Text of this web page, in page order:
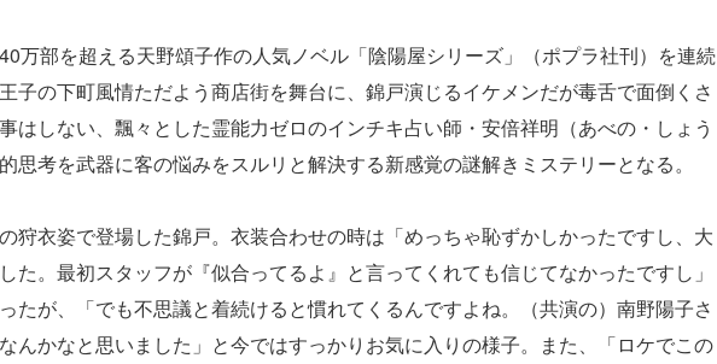
万部を超える天野頌子作の人気ノベル「陰陽屋シリーズ」（ポプラ社刊）を連続
子の下町風情ただよう商店街を舞台に、錦戸演じるイケメンだが毒舌で面倒くさ
はしない、飄々とした霊能力ゼロのインチキ占い師・安倍祥明（あべの・しょう
思考を武器に客の悩みをスルリと解決する新感覚の謎解きミステリーとなる。
狩衣姿で登場した錦戸。衣装合わせの時は「めっちゃ恥ずかしかったですし、大
た。最初スタッフが『似合ってるよ』と言ってくれても信じてなかったですし」
たが、「でも不思議と着続けると慣れてくるんですよね。（共演の）南野陽子さ
んかなと思いました」と今ではすっかりお気に入りの様子。また、「ロケでこの